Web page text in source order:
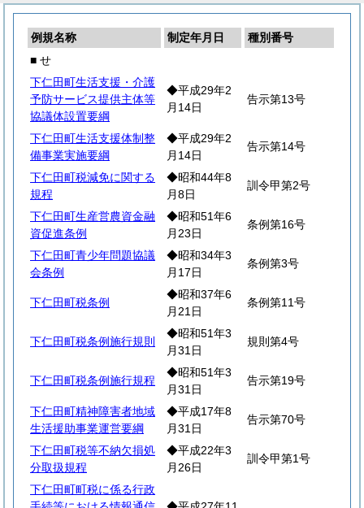
例規名称 制定年月日
種別番号
■ せ
下仁田町生活支援・介護
予防サービス提供主体等
協議体設置要綱
◆平成29年2
月14日
告示第13号
下仁田町生活支援体制整
備事業実施要綱
◆平成29年2
月14日
告示第14号
下仁田町税減免に関する
規程
◆昭和44年8
月8日
訓令甲第2号
下仁田町生産営農資金融
資促進条例
◆昭和51年6
月23日
条例第16号
下仁田町青少年問題協議
会条例
◆昭和34年3
月17日
条例第3号
下仁田町税条例
◆昭和37年6
月21日
条例第11号
下仁田町税条例施行規則
◆昭和51年3
月31日
規則第4号
下仁田町税条例施行規程
◆昭和51年3
月31日
告示第19号
下仁田町精神障害者地域
生活援助事業運営要綱
◆平成17年8
月31日
告示第70号
下仁田町税等不納欠損処
分取扱規程
◆平成22年3
月26日
訓令甲第1号
下仁田町町税に係る行政